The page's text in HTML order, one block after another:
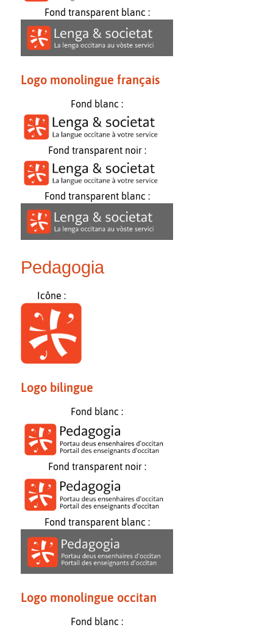
Fond transparent blanc :
Logo monolingue français
Fond blanc :
Fond transparent noir :
Fond transparent blanc :
Pedagogia
Icône :
Logo bilingue
Fond blanc :
Fond transparent noir :
Fond transparent blanc :
Logo monolingue occitan
Fond blanc :